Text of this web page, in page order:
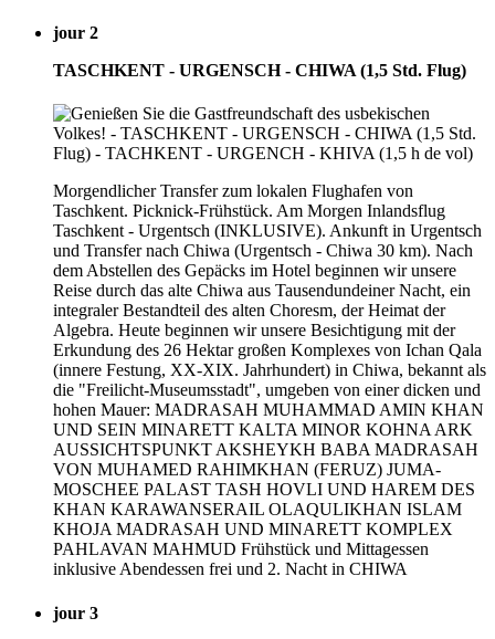
jour 2
TASCHKENT - URGENSCH - CHIWA (1,5 Std. Flug)
Morgendlicher Transfer zum lokalen Flughafen von
Taschkent. Picknick-Frühstück. Am Morgen Inlandsflug
Taschkent - Urgentsch (INKLUSIVE). Ankunft in Urgentsch
und Transfer nach Chiwa (Urgentsch - Chiwa 30 km). Nach
dem Abstellen des Gepäcks im Hotel beginnen wir unsere
Reise durch das alte Chiwa aus Tausendundeiner Nacht, ein
integraler Bestandteil des alten Choresm, der Heimat der
Algebra. Heute beginnen wir unsere Besichtigung mit der
Erkundung des 26 Hektar großen Komplexes von Ichan Qala
(innere Festung, XX-XIX. Jahrhundert) in Chiwa, bekannt als
die "Freilicht-Museumsstadt", umgeben von einer dicken und
hohen Mauer: MADRASAH MUHAMMAD AMIN KHAN
UND SEIN MINARETT KALTA MINOR KOHNA ARK
AUSSICHTSPUNKT AKSHEYKH BABA MADRASAH
VON MUHAMED RAHIMKHAN (FERUZ) JUMA-
MOSCHEE PALAST TASH HOVLI UND HAREM DES
KHAN KARAWANSERAIL OLAQULIKHAN ISLAM
KHOJA MADRASAH UND MINARETT KOMPLEX
PAHLAVAN MAHMUD Frühstück und Mittagessen
inklusive Abendessen frei und 2. Nacht in CHIWA
jour 3